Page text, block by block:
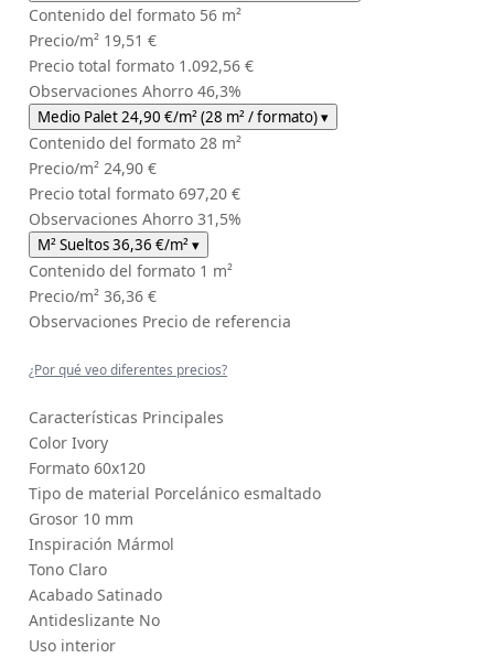
Contenido del formato 56 m²
Precio/m² 19,51 €
Precio total formato 1.092,56 €
Observaciones Ahorro 46,3%
Medio Palet 24,90 €/m² (28 m² / formato)▾
Contenido del formato 28 m²
Precio/m² 24,90 €
Precio total formato 697,20 €
Observaciones Ahorro 31,5%
M² Sueltos36,36 €/m² ▾
Contenido del formato 1 m²
Precio/m² 36,36 €
Observaciones Precio de referencia
¿Por qué veo diferentes precios?
Características Principales
Color Ivory
Formato 60x120
Tipo de material Porcelánico esmaltado
Grosor 10 mm
Inspiración Mármol
Tono Claro
Acabado Satinado
Antideslizante No
Uso interior